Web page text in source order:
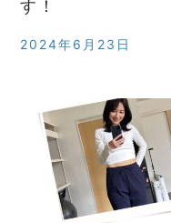
す！
2024年6月23日